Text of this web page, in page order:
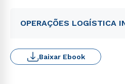
OPERAÇÕES LOGÍSTICA
Baixar Ebook